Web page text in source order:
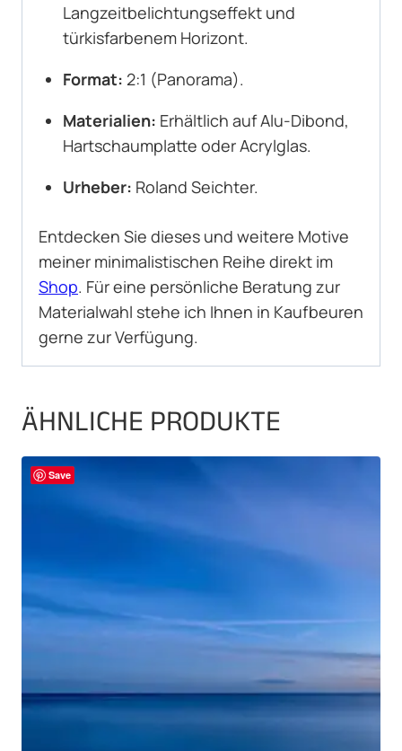
Langzeitbelichtungseffekt und
türkisfarbenem Horizont.
Format: 2:1 (Panorama).
Materialien: Erhältlich auf Alu-Dibond,
Hartschaumplatte oder Acrylglas.
Urheber: Roland Seichter.
Entdecken Sie dieses und weitere Motive
meiner minimalistischen Reihe direkt im
Shop. Für eine persönliche Beratung zur
Materialwahl stehe ich Ihnen in Kaufbeuren
gerne zur Verfügung.
ÄHNLICHE PRODUKTE
Save